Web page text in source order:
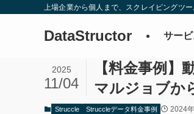
上場企業から個人まで、スクレイピングツ
DataStructor サー
【料金事例
マルジョブか
2025
11/04
Struccle Struccleデータ料金事例 2024